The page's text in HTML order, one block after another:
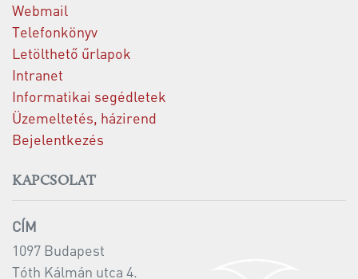
Webmail
Telefonkönyv
Letölthető űrlapok
Intranet
Informatikai segédletek
Üzemeltetés, házirend
Bejelentkezés
KAPCSOLAT
CÍM
1097 Budapest
Tóth Kálmán utca 4.